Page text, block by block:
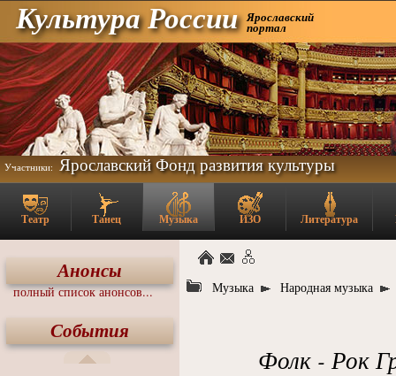
Культура России Ярославский
портал
Участники: Ярославский Фонд развития культуры
Театр Танец Музыка ИЗО Литература
Анонсы
полный список анонсов...
События
Музыка Народная музыка
Фолк - Рок